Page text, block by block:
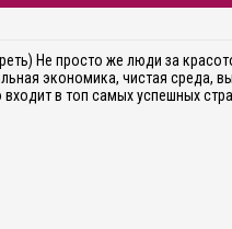
Не просто же люди за
экономика, чистая среда,
в топ самых успешных